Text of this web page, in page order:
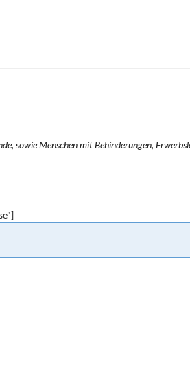
sowie Menschen mit Behinderungen,